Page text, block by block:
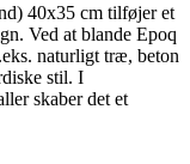
40x35 cm tilføjer et
Ved at blande Epoq
naturligt træ, beton
stil. I
skaber det et